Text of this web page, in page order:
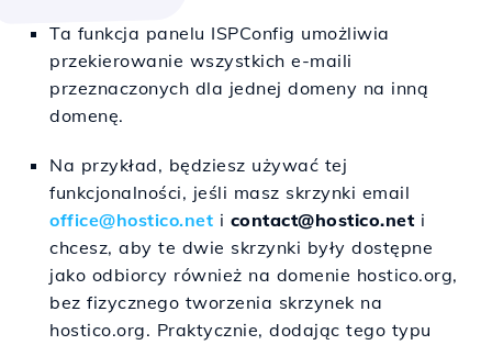
Ta funkcja panelu ISPConfig umożliwia
przekierowanie wszystkich e-maili
przeznaczonych dla jednej domeny na inną
domenę.
Na przykład, będziesz używać tej
funkcjonalności, jeśli masz skrzynki email
office@hostico.net i contact@hostico.net i
chcesz, aby te dwie skrzynki były dostępne
jako odbiorcy również na domenie hostico.org,
bez fizycznego tworzenia skrzynek na
hostico.org. Praktycznie, dodając tego typu